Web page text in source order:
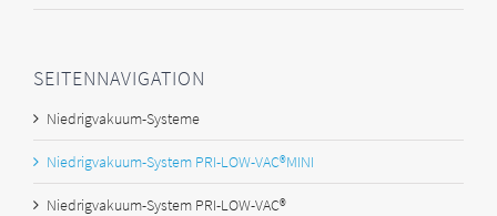
SEITENNAVIGATION
Niedrigvakuum-Systeme
Niedrigvakuum-System PRI-LOW-VAC®MINI
Niedrigvakuum-System PRI-LOW-VAC®